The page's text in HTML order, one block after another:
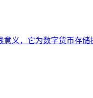
义，它为数字货币存